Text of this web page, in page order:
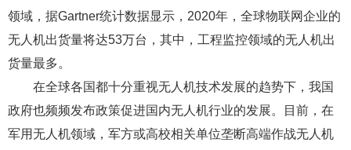
领域，据Gartner统计数据显示，2020年，全球物联网企业的
无人机出货量将达53万台，其中，工程监控领域的无人机出
货量最多。
在全球各国都十分重视无人机技术发展的趋势下，我国
政府也频频发布政策促进国内无人机行业的发展。目前，在
军用无人机领域，军方或高校相关单位垄断高端作战无人机